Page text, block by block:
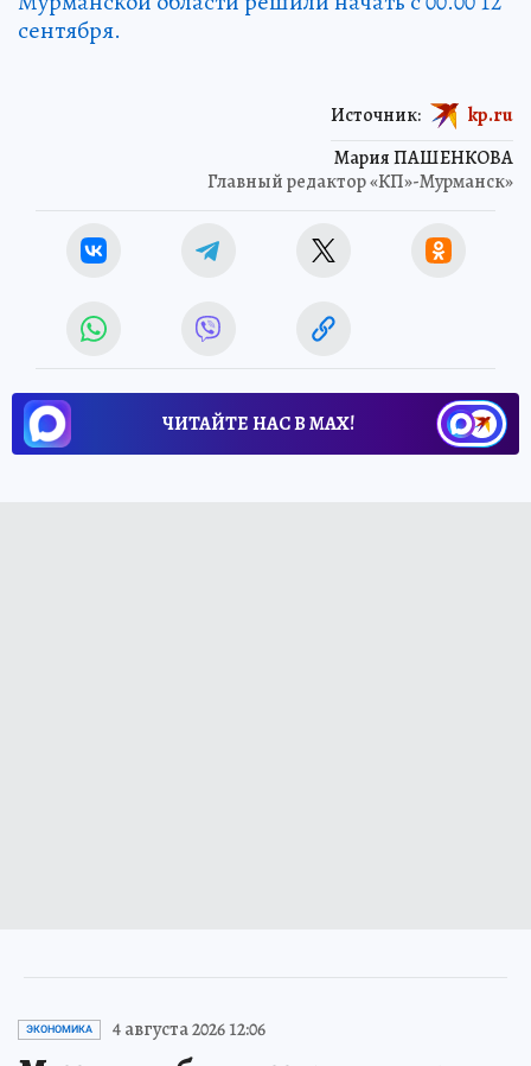
сентября.
Мария ПАШЕНКОВА
Главный редактор «КП»-Мурманск»
Источник: kp.ru
ЧИТАЙТЕ НАС В МАХ!
ЭКОНОМИКА 4 августа 2026 12:06